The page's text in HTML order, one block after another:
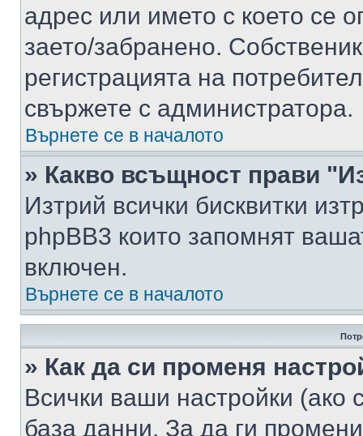
адрес или името с което се
заето/забранено.
регистрацията на
свържете с администратора.
Върнете се в началото
» Какво всъщност прави
Изтрий всички бисквитки
phpBB3 които запомнят
включен.
Върнете се в началото
» Как да си променя
Всички ваши настройки (ако
база данни. За да ги